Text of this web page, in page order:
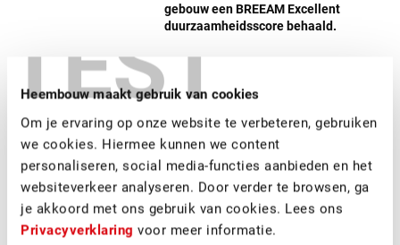
TEST
Heembouw maakt gebruik van cookies
Om je ervaring op onze website te verbeteren, gebruiken
we cookies. Hiermee kunnen we content
personaliseren, social media-functies aanbieden en het
websiteverkeer analyseren. Door verder te browsen, ga
je akkoord met ons gebruik van cookies. Lees ons
Privacyverklaring voor meer informatie.
gebouw een BREEAM Excellent
duurzaamheidsscore behaald.
Aan het Raadhuisplein in Nieuwerkerk aan den IJssel
realiseerde Heembouw het nieuwe energieneutrale
gemeentehuis Zuidplas. Het project beslaat ca. 3.500
m2, verdeeld over 3 verdiepingen. Het nieuwe
gemeentehuis voegt vier locaties samen tot één locatie
aan het Raadhuisplein. Door de centralisatie bevinden
zich nu de raadsactiviteiten, publiekszaken, trouwlocatie
en ambtelijke organisatie onder één dak.